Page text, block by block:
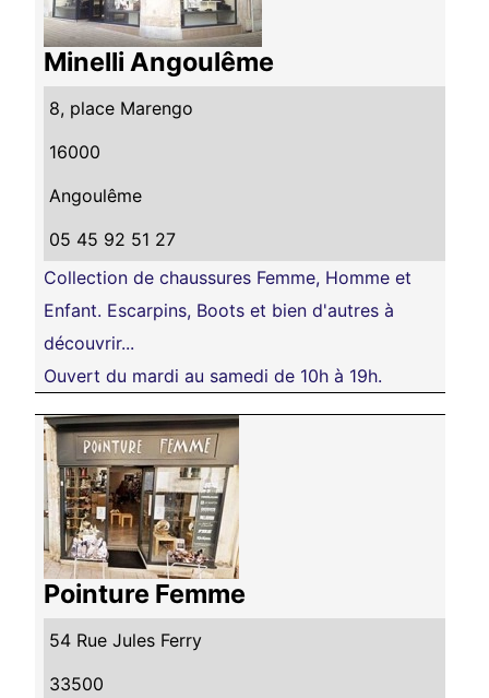
Minelli Angoulême
8, place Marengo
16000
Angoulême
05 45 92 51 27
Collection de chaussures Femme, Homme et
Enfant. Escarpins, Boots et bien d'autres à
découvrir...
Ouvert du mardi au samedi de 10h à 19h.
Pointure Femme
54 Rue Jules Ferry
33500